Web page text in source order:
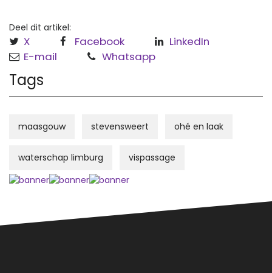
Deel dit artikel:
X Facebook
LinkedIn
E-mail
Whatsapp
Tags
maasgouw stevensweert ohé en laak
waterschap limburg vispassage